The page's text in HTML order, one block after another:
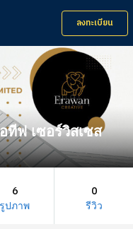
ลงทะเบียน
ทีฟ เซอร์วิสเซส
6
รูปภาพ
0
รีวิว